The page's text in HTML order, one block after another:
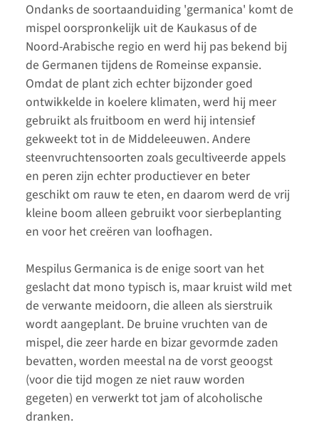
Ondanks de soortaanduiding 'germanica' komt de
mispel oorspronkelijk uit de Kaukasus of de
Noord-Arabische regio en werd hij pas bekend bij
de Germanen tijdens de Romeinse expansie.
Omdat de plant zich echter bijzonder goed
ontwikkelde in koelere klimaten, werd hij meer
gebruikt als fruitboom en werd hij intensief
gekweekt tot in de Middeleeuwen. Andere
steenvruchtensoorten zoals gecultiveerde appels
en peren zijn echter productiever en beter
geschikt om rauw te eten, en daarom werd de vrij
kleine boom alleen gebruikt voor sierbeplanting
en voor het creëren van loofhagen.
Mespilus Germanica is de enige soort van het
geslacht dat mono typisch is, maar kruist wild met
de verwante meidoorn, die alleen als sierstruik
wordt aangeplant. De bruine vruchten van de
mispel, die zeer harde en bizar gevormde zaden
bevatten, worden meestal na de vorst geoogst
(voor die tijd mogen ze niet rauw worden
gegeten) en verwerkt tot jam of alcoholische
dranken.